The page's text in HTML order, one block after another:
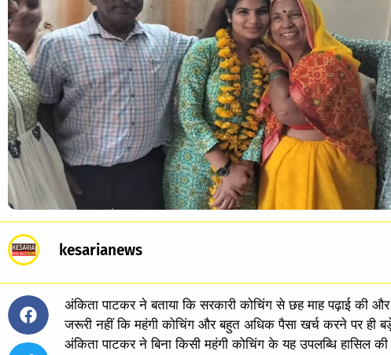
kesarianews
अंकिता पाटकर ने बताया कि सरकारी कोचिंग से छह माह पढ़ाई की
जरूरी नहीं कि महंगी कोचिंग और बहुत अधिक पैसा खर्च करने पर ही
अंकिता पाटकर ने बिना किसी महंगी कोचिंग के यह उपलब्धि हासिल